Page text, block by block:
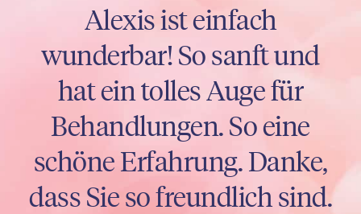
fantastisch! Es ist so
einfach, mit ihr zu
sprechen, sie gibt tolle
Ratschläge und ist
ausgezeichnet in dem, was
sie tut. Und immer sehr